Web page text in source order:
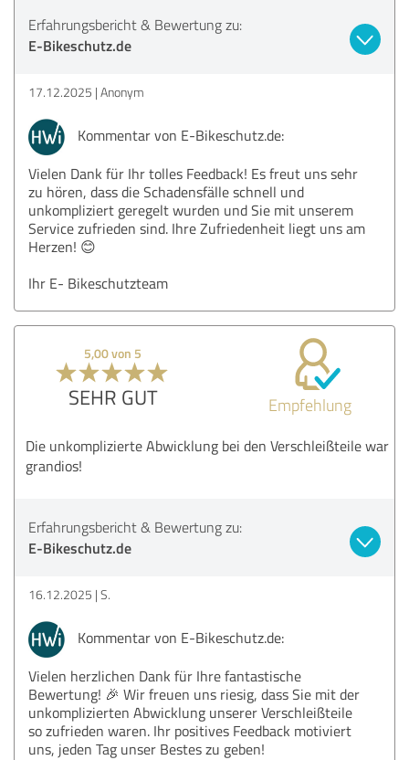
Erfahrungsbericht & Bewertung zu:
E-Bikeschutz.de
17.12.2025 Anonym
Kommentar von E-Bikeschutz.de:
Vielen Dank für Ihr tolles Feedback! Es freut uns sehr
zu hören, dass die Schadensfälle schnell und
unkompliziert geregelt wurden und Sie mit unserem
Service zufrieden sind. Ihre Zufriedenheit liegt uns am
Herzen! 😊
Ihr E- Bikeschutzteam
5,00 von 5
SEHR GUT Empfehlung
Die unkomplizierte Abwicklung bei den Verschleißteile war
grandios!
Erfahrungsbericht & Bewertung zu:
E-Bikeschutz.de
16.12.2025 S.
Kommentar von E-Bikeschutz.de:
Vielen herzlichen Dank für Ihre fantastische
Bewertung! 🎉 Wir freuen uns riesig, dass Sie mit der
unkomplizierten Abwicklung unserer Verschleißteile
so zufrieden waren. Ihr positives Feedback motiviert
uns, jeden Tag unser Bestes zu geben!